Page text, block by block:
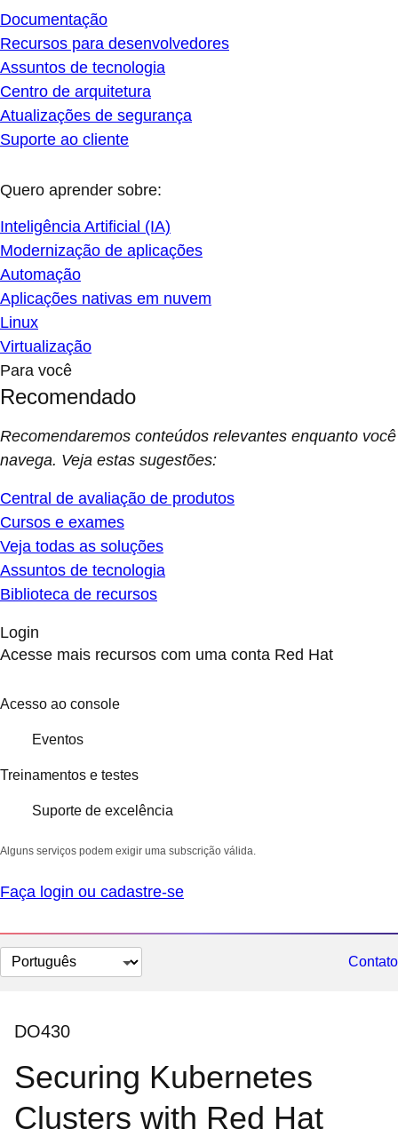
Documentação
Recursos para desenvolvedores
Assuntos de tecnologia
Centro de arquitetura
Atualizações de segurança
Suporte ao cliente
Quero aprender sobre:
Inteligência Artificial (IA)
Modernização de aplicações
Automação
Aplicações nativas em nuvem
Linux
Virtualização
Para você
Recomendado
Recomendaremos conteúdos relevantes enquanto você
navega. Veja estas sugestões:
Central de avaliação de produtos
Cursos e exames
Veja todas as soluções
Assuntos de tecnologia
Biblioteca de recursos
Login
Acesse mais recursos com uma conta Red Hat
Acesso ao console
Eventos
Treinamentos e testes
Suporte de excelência
Alguns serviços podem exigir uma subscrição válida.
Faça login ou cadastre-se
Selecionar
idioma
Contato
DO430
Securing Kubernetes
Clusters with Red Hat